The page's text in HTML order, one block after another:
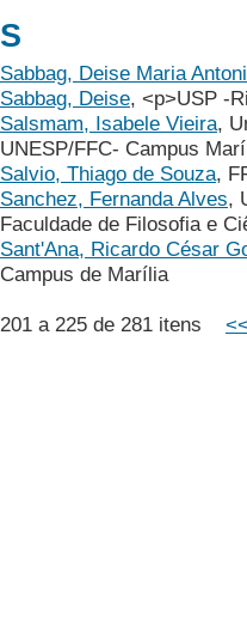
S
Sabbag, Deise Maria
Sabbag, Deise, <p>USP -
Salsmam, Isabele Vieira,
UNESP/FFC- Campus
Salvio, Thiago de Souza,
Sanchez, Fernanda Alves,
Faculdade de Filosofia e
Sant'Ana, Ricardo César
Campus de Marília
201 a 225 de 281 itens <<